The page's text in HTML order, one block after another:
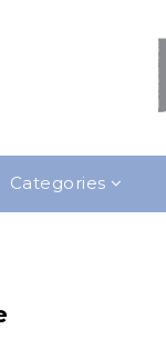
Categories